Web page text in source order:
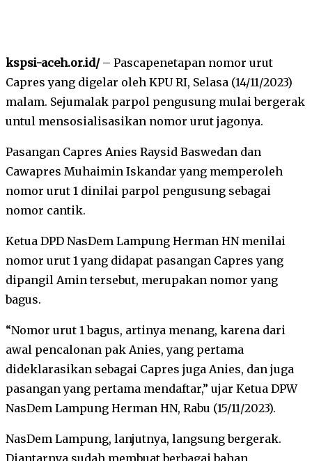
kspsi-aceh.or.id/– Pascapenetapan nomor urut
Capres yang digelar oleh KPU RI, Selasa (14/11/2023)
malam. Sejumalak parpol pengusung mulai bergerak
untul mensosialisasikan nomor urut jagonya.
Pasangan Capres Anies Raysid Baswedan dan
Cawapres Muhaimin Iskandar yang memperoleh
nomor urut 1 dinilai parpol pengusung sebagai
nomor cantik.
Ketua DPD NasDem Lampung Herman HN menilai
nomor urut 1 yang didapat pasangan Capres yang
dipangil Amin tersebut, merupakan nomor yang
bagus.
“Nomor urut 1 bagus, artinya menang, karena dari
awal pencalonan pak Anies, yang pertama
dideklarasikan sebagai Capres juga Anies, dan juga
pasangan yang pertama mendaftar,” ujar Ketua DPW
NasDem Lampung Herman HN, Rabu (15/11/2023).
NasDem Lampung, lanjutnya, langsung bergerak.
Diantarnya sudah membuat berbagai bahan